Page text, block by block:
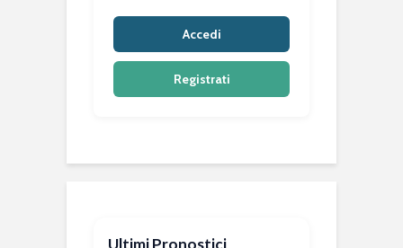
Accedi
Registrati
Ultimi Pronostici